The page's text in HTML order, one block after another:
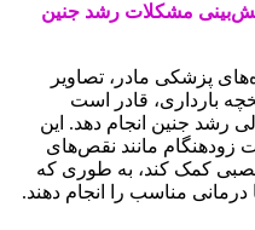
مشکلات رشد جنین
پزشکی مادر، تصاویر
بارداری، قادر است
رشد جنین انجام دهد. این
زودهنگام مانند نقص‌های
عصبی کمک کند، به طوری که
درمانی مناسب را انجام دهند.